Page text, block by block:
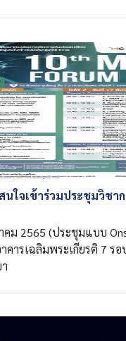
จเข้าร่วมประชุมวิชาก
คม 2565 (ประชุมแบบ
ารเฉลิมพระเกียรติ 7 ร